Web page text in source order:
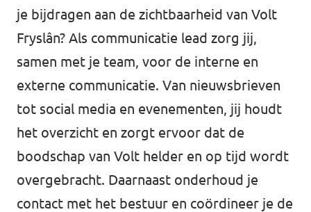
Volt Groningen
Volt Overijssel
Bekijk alle lokale Volt afdelingen
Mensen
Nieuws
Agenda
Word actief!
je bijdragen aan de zichtbaarheid van Volt
Fryslân? Als communicatie lead zorg jij,
samen met je team, voor de interne en
externe communicatie. Van nieuwsbrieven
tot social media en evenementen, jij houdt
het overzicht en zorgt ervoor dat de
boodschap van Volt helder en op tijd wordt
overgebracht. Daarnaast onderhoud je
contact met het bestuur en coördineer je de